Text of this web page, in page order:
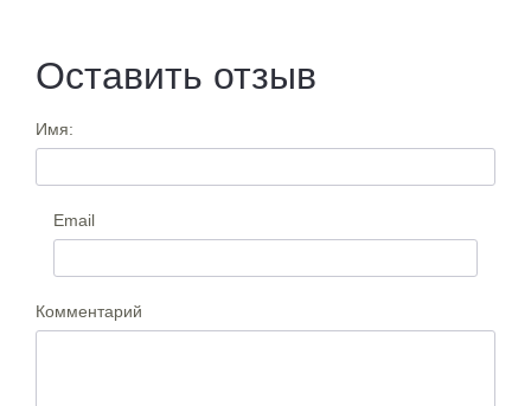
Оставить отзыв
Имя:
Email
Комментарий